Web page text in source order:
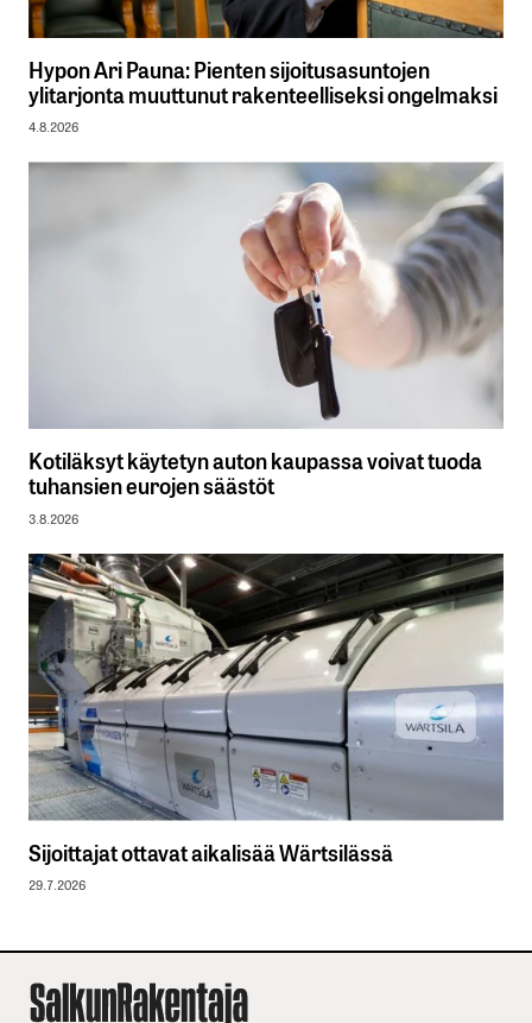
Hypon Ari Pauna: Pienten sijoitusasuntojen
ylitarjonta muuttunut rakenteelliseksi ongelmaksi
4.8.2026
Kotiläksyt käytetyn auton kaupassa voivat tuoda
tuhansien eurojen säästöt
3.8.2026
Sijoittajat ottavat aikalisää Wärtsilässä
29.7.2026